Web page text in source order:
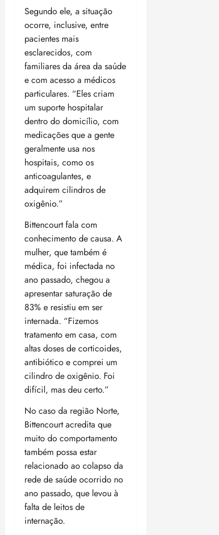
Segundo ele, a situação
ocorre, inclusive, entre
pacientes mais
esclarecidos, com
familiares da área da saúde
e com acesso a médicos
particulares. “Eles criam
um suporte hospitalar
dentro do domicílio, com
medicações que a gente
geralmente usa nos
hospitais, como os
anticoagulantes, e
adquirem cilindros de
oxigênio.”
Bittencourt fala com
conhecimento de causa. A
mulher, que também é
médica, foi infectada no
ano passado, chegou a
apresentar saturação de
83% e resistiu em ser
internada. “Fizemos
tratamento em casa, com
altas doses de corticoides,
antibiótico e comprei um
cilindro de oxigênio. Foi
difícil, mas deu certo.”
No caso da região Norte,
Bittencourt acredita que
muito do comportamento
também possa estar
relacionado ao colapso da
rede de saúde ocorrido no
ano passado, que levou à
falta de leitos de
internação.